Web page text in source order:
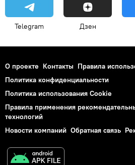
Telegram Дзен
О проекте Контакты Правила
Политика конфиденциальности
Политика использования Cookie
Правила применения
технологий
Новости компаний Обратная связь